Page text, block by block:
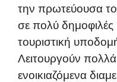
την πρωτεύουσα του
σε πολύ δημοφιλές
τουριστική
Λειτουργούν πολλά
ενοικιαζόμενα